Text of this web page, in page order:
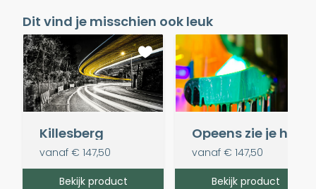
Dit vind je misschien ook leuk
Killesberg
vanaf € 147,50
Bekijk product
vanaf € 147,50
Bekijk product